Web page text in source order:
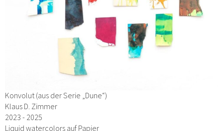
Konvolut (aus der Serie „Dune“)
Klaus D. Zimmer
2023 - 2025
Liquid watercolors auf Papier